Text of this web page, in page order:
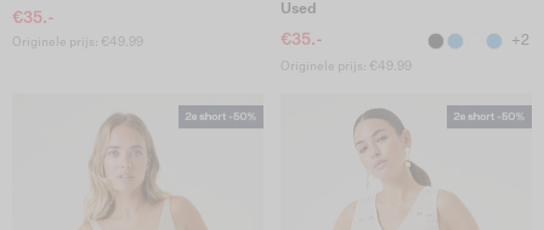
€35.-
Originele prijs: €49.99
Used
€35.- +2
Originele prijs: €49.99